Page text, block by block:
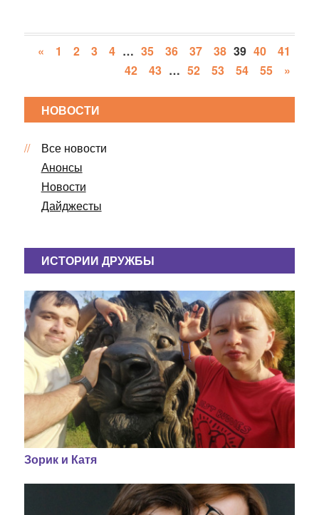
« 1 2 3 4 … 35 36 37 38 39 40
41
42
43 … 52 53 54 55 »
НОВОСТИ
Все новости
Анонсы
Новости
Дайджесты
ИСТОРИИ ДРУЖБЫ
Зорик и Катя